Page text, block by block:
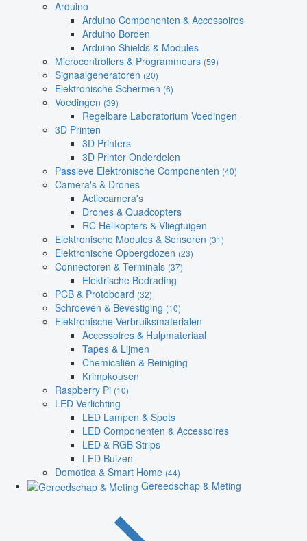
Arduino
Arduino Componenten & Accessoires
Arduino Borden
Arduino Shields & Modules
Microcontrollers & Programmeurs (59)
Signaalgeneratoren (20)
Elektronische Schermen (6)
Voedingen (39)
Regelbare Laboratorium Voedingen
3D Printen
3D Printers
3D Printer Onderdelen
Passieve Elektronische Componenten (40)
Camera's & Drones
Actiecamera's
Drones & Quadcopters
RC Helikopters & Vliegtuigen
Elektronische Modules & Sensoren (31)
Elektronische Opbergdozen (23)
Connectoren & Terminals (37)
Elektrische Bedrading
PCB & Protoboard (32)
Schroeven & Bevestiging (10)
Elektronische Verbruiksmaterialen
Accessoires & Hulpmateriaal
Tapes & Lijmen
Chemicaliën & Reiniging
Krimpkousen
Raspberry Pi (10)
LED Verlichting
LED Lampen & Spots
LED Componenten & Accessoires
LED & RGB Strips
LED Buizen
Domotica & Smart Home (44)
Gereedschap & Meting